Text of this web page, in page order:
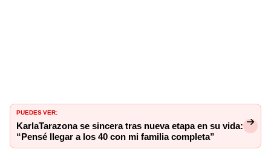
PUEDES VER:
KarlaTarazona se sincera tras nueva etapa en su vida:
“Pensé llegar a los 40 con mi familia completa”